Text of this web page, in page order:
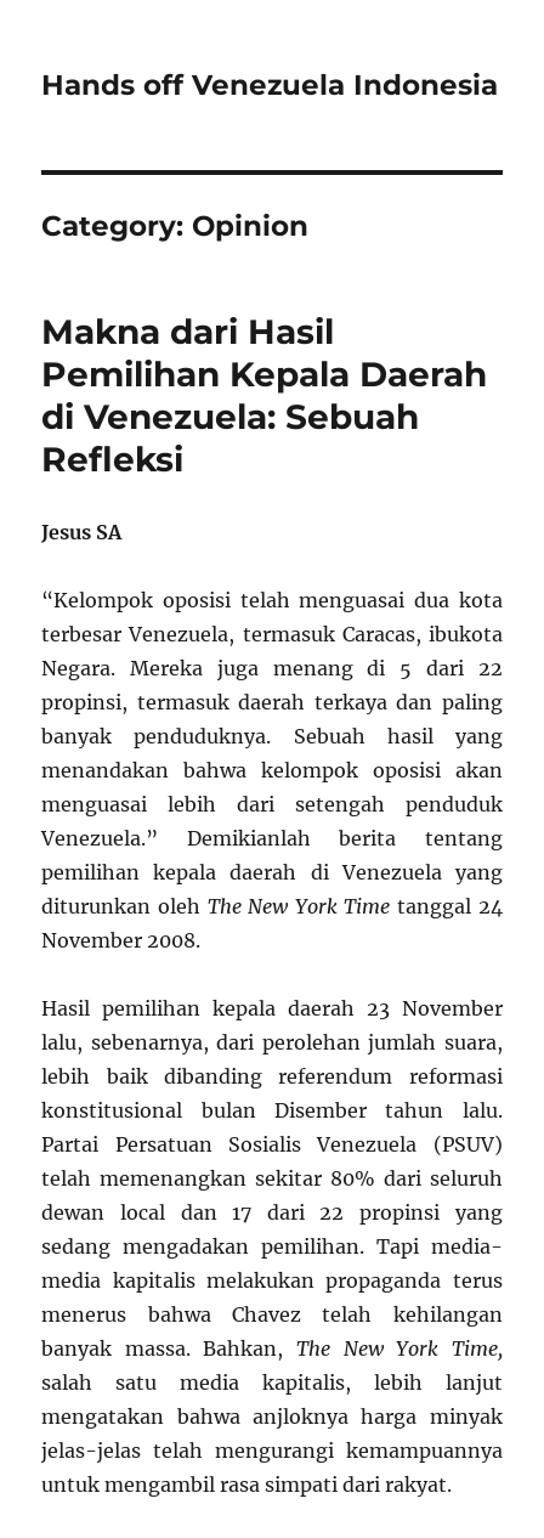
Hands off Venezuela Indonesia
Category: Opinion
Makna dari Hasil
Pemilihan Kepala Daerah
di Venezuela: Sebuah
Refleksi
Jesus SA
“Kelompok oposisi telah menguasai dua kota
terbesarVenezuela, termasuk Caracas, ibukota
Negara. Mereka juga menang di 5 dari 22
propinsi, termasuk daerah terkaya dan paling
banyak penduduknya. Sebuah hasil yang
menandakan bahwa kelompok oposisi akan
menguasai lebih dari setengah penduduk
Venezuela.”
Demikianlah berita tentang
pemilihan kepala daerah di Venezuela yang
diturunkan oleh The New York Time tanggal 24
November 2008.
Hasil pemilihan kepala daerah 23 November
lalu, sebenarnya, dari perolehan jumlah suara,
lebih baik dibanding referendum reformasi
konstitusional bulan Disember tahun lalu.
Partai Persatuan Sosialis Venezuela (PSUV)
telah memenangkan sekitar 80% dari seluruh
dewan local dan 17 dari 22 propinsi yang
sedang mengadakan pemilihan. Tapi media-
media kapitalis melakukan propaganda terus
menerus bahwa Chavez telah kehilangan
banyak massa. Bahkan, The New York Time,
salah satu media kapitalis, lebih lanjut
mengatakan bahwa anjloknya harga minyak
jelas-jelas telah mengurangi kemampuannya
untuk mengambil rasa simpati dari rakyat.